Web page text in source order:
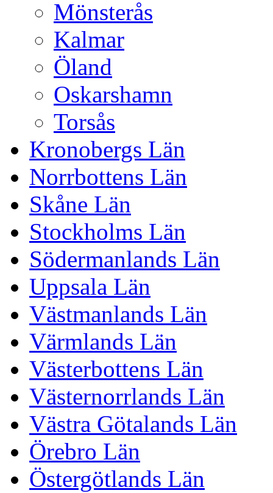
Mönsterås
Kalmar
Öland
Oskarshamn
Torsås
Kronobergs Län
Norrbottens Län
Skåne Län
Stockholms Län
Södermanlands Län
Uppsala Län
Västmanlands Län
Värmlands Län
Västerbottens Län
Västernorrlands Län
Västra Götalands Län
Örebro Län
Östergötlands Län